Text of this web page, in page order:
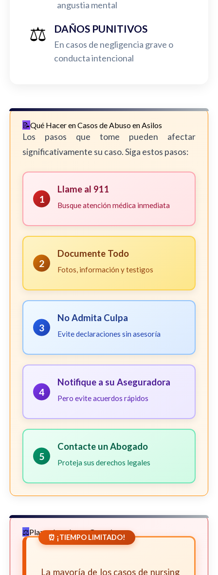
angustia mental
⚖️ DAÑOS PUNITIVOS
En casos de negligencia grave o
conducta intencional
Qué Hacer en Casos de Abuso en Asilos
Los pasos que tome pueden afectar
significativamente su caso. Siga estos pasos:
1
Llame al 911
Busque atención médica inmediata
2
Documente Todo
Fotos, información y testigos
3
No Admita Culpa
Evite declaraciones sin asesoría
4
Notifique a su Aseguradora
Pero evite acuerdos rápidos
5
Contacte un Abogado
Proteja sus derechos legales
Plazos Legales en Georgia
⏰ ¡TIEMPO LIMITADO!
La mayoría de los casos de nursing